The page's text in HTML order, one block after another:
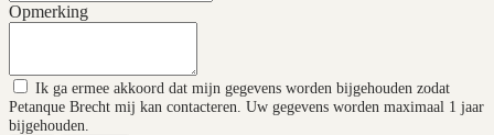
Opmerking
Ik ga ermee akkoord dat mijn gegevens worden bijgehouden zodat
Petanque Brecht mij kan contacteren. Uw gegevens worden maximaal 1 jaar
bijgehouden.